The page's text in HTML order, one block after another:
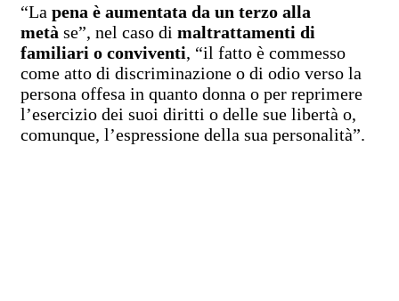
“La pena è aumentata da un terzo alla
metà se”, nel caso di maltrattamenti di
familiari o conviventi, “il fatto è commesso
come atto di discriminazione o di odio verso la
persona offesa in quanto donna o per reprimere
l’esercizio dei suoi diritti o delle sue libertà o,
comunque, l’espressione della sua personalità”.